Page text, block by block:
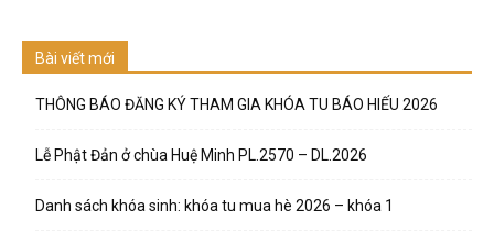
Bài viết mới
THÔNG BÁO ĐĂNG KÝ THAM GIA KHÓA TU BÁO HIẾU 2026
Lễ Phật Đản ở chùa Huệ Minh PL.2570 – DL.2026
Danh sách khóa sinh: khóa tu mua hè 2026 – khóa 1